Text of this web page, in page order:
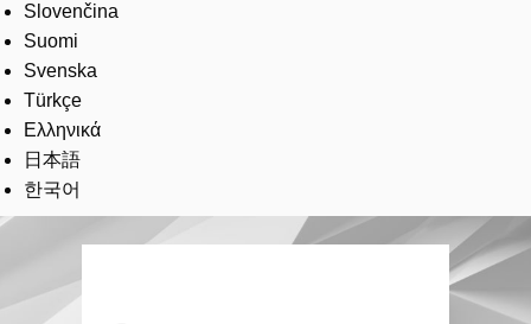
Slovenčina
Suomi
Svenska
Türkçe
Ελληνικά
日本語
한국어